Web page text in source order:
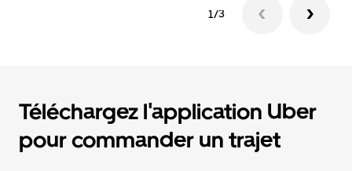
1/3
Téléchargez l'application Uber
pour commander un trajet